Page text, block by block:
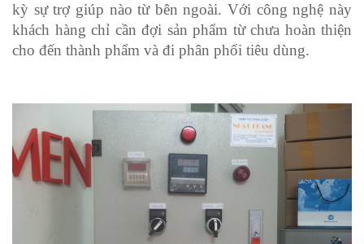
kỳ sự trợ giúp nào từ bên ngoài. Với công nghệ này
khách hàng chỉ cần đợi sản phẩm từ chưa hoàn thiện
cho đến thành phẩm và đi phân phối tiêu dùng.